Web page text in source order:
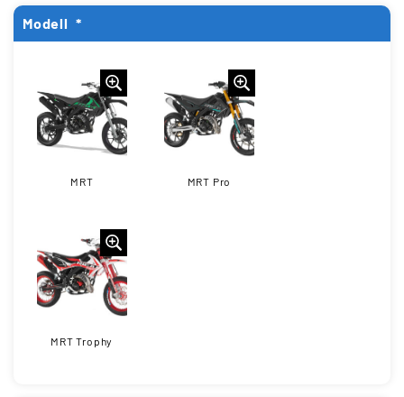
Modell *
MRT MRT Pro
MRT Trophy